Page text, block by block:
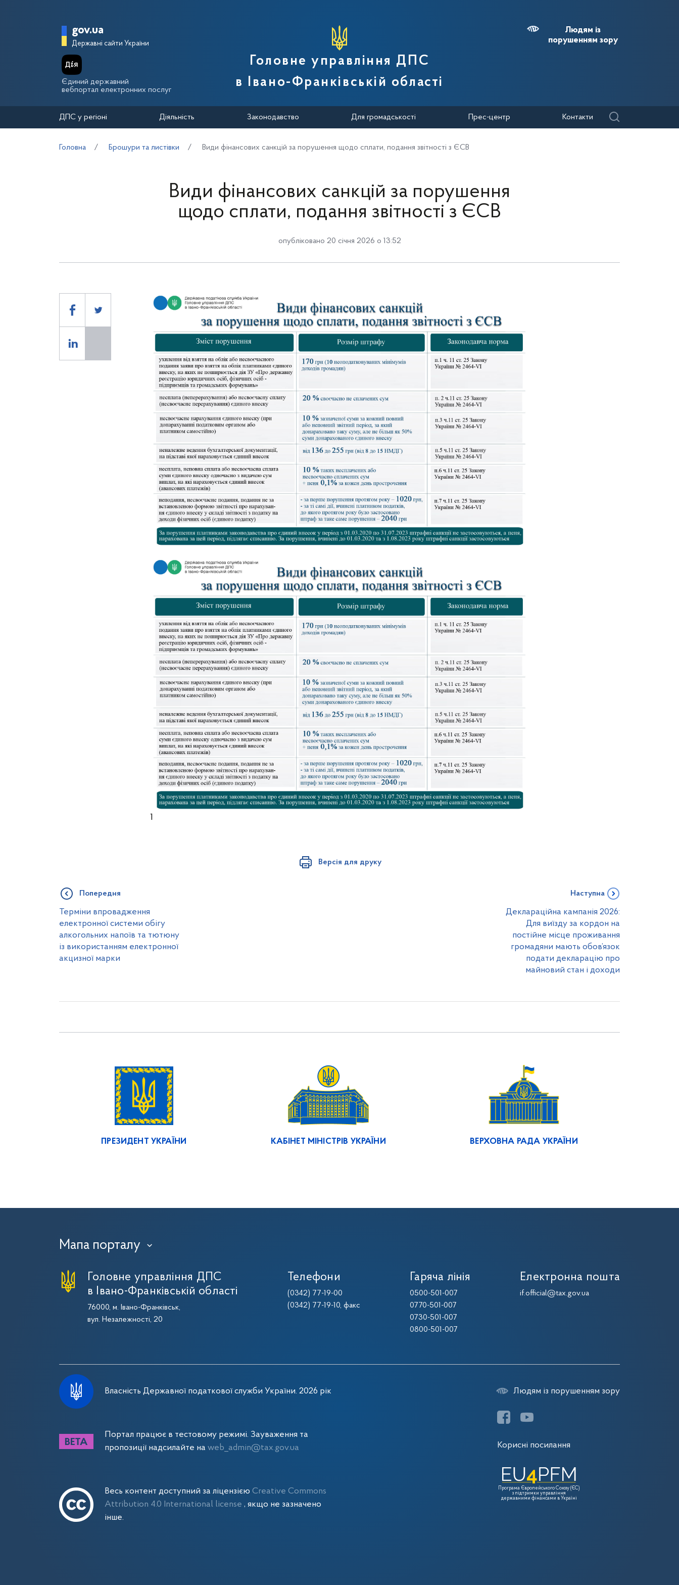
Головна сторінка Державної податкової служби України
gov.ua
Державні сайти України
Єдиний державний
вебпортал електронних послуг
Головне управління ДПС
в Івано-Франківській області
Людям із
порушенням зору
ДПС у регіоні Діяльність Законодавство Для громадськості Прес-центр Контакти
Головна Брошури та листівки Види фінансових санкцій за порушення щодо сплати, подання звітності з ЄСВ
Види фінансових санкцій за порушення
щодо сплати, подання звітності з ЄСВ
опубліковано 20 січня 2026 о 13:52
1
Версія для друку
Попередня
Терміни впровадження
електронної системи обігу
алкогольних напоїв та тютюну
із використанням електронної
акцизної марки
Наступна
Деклараційна кампанія 2026:
Для виїзду за кордон на
постійне місце проживання
громадяни мають обов’язок
подати декларацію про
майновий стан і доходи
ПРЕЗИДЕНТ УКРАЇНИ КАБІНЕТ МІНІСТРІВ УКРАЇНИ ВЕРХОВНА РАДА УКРАЇНИ
Мапа порталу ›
Головне управління ДПС
в Івано-Франківській області
76000, м. Івано-Франківськ,
вул. Незалежності, 20
Телефони
(0342) 77-19-00
(0342) 77-19-10, факс
Гаряча лінія
0500-501-007
0770-501-007
0730-501-007
0800-501-007
Електронна пошта
if.official@tax.gov.ua
Власність Державної податкової служби України. 2026 рік
Портал працює в тестовому режимі. Зауваження та
пропозиції надсилайте на web_admin@tax.gov.ua
Весь контент доступний за ліцензією Creative Commons
Attribution 4.0 International license , якщо не зазначено
інше.
Людям із порушенням зору
Корисні посилання
Програма Європейського Союзу (ЄС)
з підтримки управління
державними фінансами в Україні